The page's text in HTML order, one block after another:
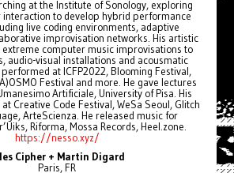
at the Institute of Sonology, exploring
to develop hybrid performance
live coding environments, adaptive
improvisation networks. His artistic
computer music improvisations to
audio-visual installations and acousmatic
at ICFP2022, Blooming Festival,
Festival and more. He gave lectures
Artificiale, University of Pisa. His
Creative Code Festival, WeSa Seoul, Glitch
ArteScienza. He released music for
Riforma, Mossa Records, Heel.zone.
https://nesso.xyz/
Cipher + Martin Digard
Paris, FR